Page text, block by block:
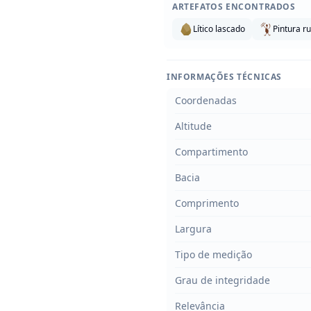
ARTEFATOS ENCONTRADOS
Lítico lascado
Pintura
INFORMAÇÕES TÉCNICAS
Coordenadas
Altitude
Compartimento
Bacia
Comprimento
Largura
Tipo de medição
Grau de integridade
Relevância